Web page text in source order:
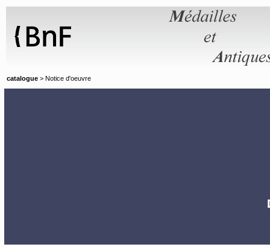
catalogue > Notice d'oeuvre